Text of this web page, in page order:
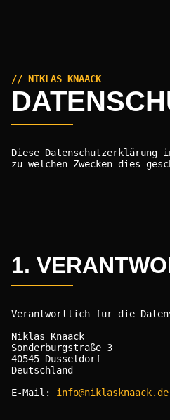
// NIKLAS KNAACK
Diese Datenschutzerklärung
zu welchen Zwecken dies
1.
Verantwortlich für die
Niklas Knaack
Sonderburgstraße 3
40545 Düsseldorf
Deutschland
E-Mail: info@niklasknaack.de